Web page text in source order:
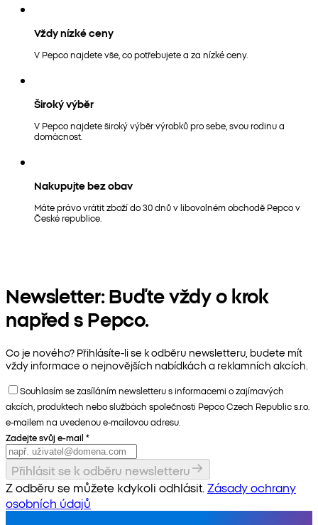
Vždy nízké ceny
V Pepco najdete vše, co potřebujete a za nízké ceny.
Široký výběr
V Pepco najdete široký výběr výrobků pro sebe, svou rodinu a
domácnost.
Nakupujte bez obav
Máte právo vrátit zboží do 30 dnů v libovolném obchodě Pepco v
České republice.
Newsletter: Buďte vždy o krok
napřed s Pepco.
Co je nového? Přihlásíte-li se k odběru newsletteru, budete mít
vždy informace o nejnovějších nabídkách a reklamních akcích.
Souhlasím se zasíláním newsletteru s informacemi o zajímavých
akcích, produktech nebo službách společnosti Pepco Czech Republic s.r.o.
e-mailem na uvedenou e-mailovou adresu.
Zadejte svůj e-mail *
Přihlásit se k odběru newsletteru
Z odběru se můžete kdykoli odhlásit. Zásady ochrany
osobních údajů